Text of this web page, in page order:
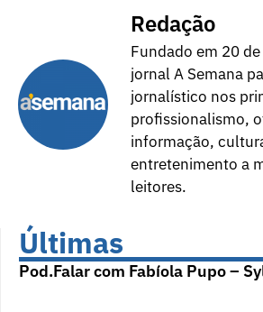
Redação
Fundado em 20
jornal A Semana
jornalístico nos
profissionalismo,
informação,
entretenimento a
leitores.
Últimas
Pod.Falar com Fabíola Pupo –